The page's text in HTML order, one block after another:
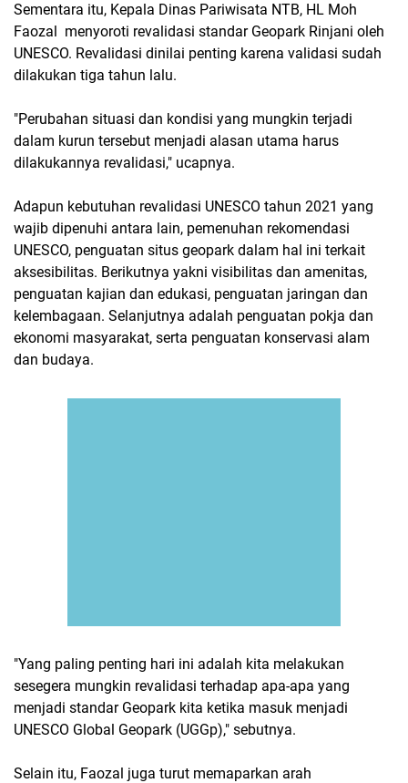
Sementara itu, Kepala Dinas Pariwisata NTB, HL Moh
Faozal menyoroti revalidasi standar Geopark Rinjani oleh
UNESCO. Revalidasi dinilai penting karena validasi sudah
dilakukan tiga tahun lalu.
"Perubahan situasi dan kondisi yang mungkin terjadi
dalam kurun tersebut menjadi alasan utama harus
dilakukannya revalidasi," ucapnya.
Adapun kebutuhan revalidasi UNESCO tahun 2021 yang
wajib dipenuhi antara lain, pemenuhan rekomendasi
UNESCO, penguatan situs geopark dalam hal ini terkait
aksesibilitas. Berikutnya yakni visibilitas dan amenitas,
penguatan kajian dan edukasi, penguatan jaringan dan
kelembagaan. Selanjutnya adalah penguatan pokja dan
ekonomi masyarakat, serta penguatan konservasi alam
dan budaya.
"Yang paling penting hari ini adalah kita melakukan
sesegera mungkin revalidasi terhadap apa-apa yang
menjadi standar Geopark kita ketika masuk menjadi
UNESCO Global Geopark (UGGp)," sebutnya.
Selain itu, Faozal juga turut memaparkan arah